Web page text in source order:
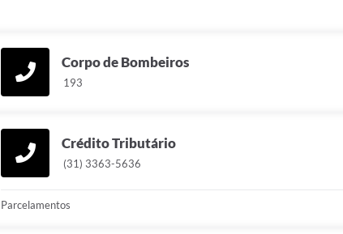
Corpo de Bombeiros
193
Crédito Tributário
(31) 3363-5636
Parcelamentos